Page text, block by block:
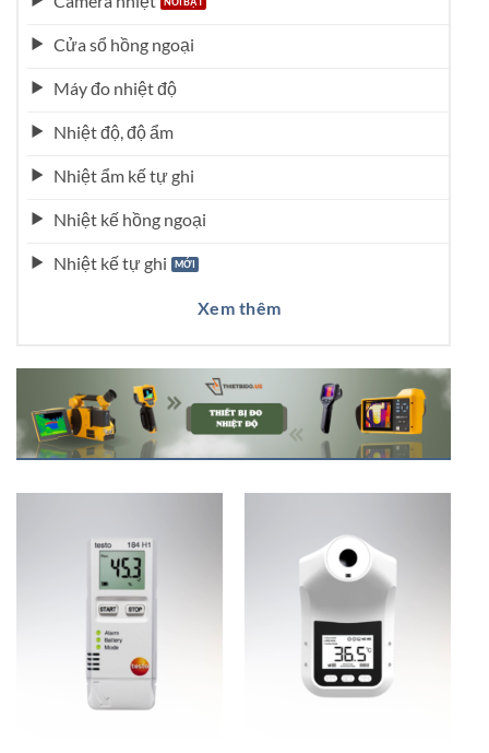
Cửa sổ hồng ngoại
Máy đo nhiệt độ
Nhiệt độ, độ ẩm
Nhiệt ẩm kế tự ghi
Nhiệt kế hồng ngoại
Nhiệt kế tự ghi
Xem thêm